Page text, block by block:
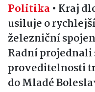
Politika• Kraj
usiluje o
železniční
Radní
proveditelnosti
do Mladé